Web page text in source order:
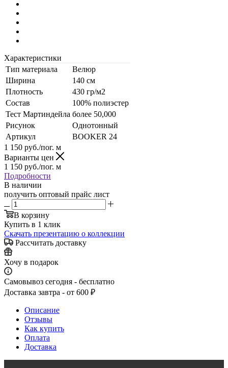
Характеристики
Тип материала
Велюр
Ширина
140 см
Плотность
430 гр/м2
Состав
100% полиэстер
Тест Мартиндейла более 50,000
Рисунок
Однотонный
Артикул
BOOKER 24
1 150 руб./пог. м
Варианты цен
1 150 руб./пог. м
Подробности
В наличии
получить оптовый прайс лист
В корзину
Купить в 1 клик
Скачать презентацию о коллекции
Рассчитать доставку
Хочу в подарок
Самовывоз сегодня - бесплатно
Доставка завтра - от 600 ₽
Описание
Отзывы
Как купить
Оплата
Доставка